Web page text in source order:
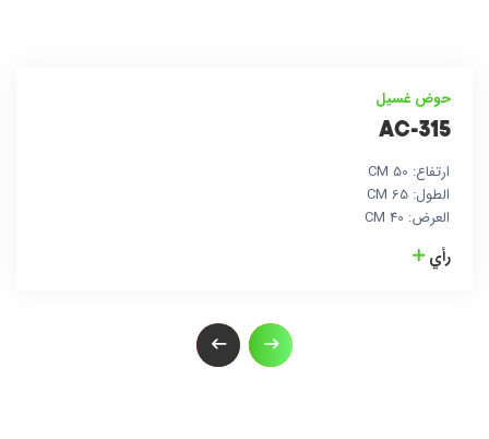
حوض غسيل
AC-315
ارتفاع: 50 CM
الطول: 65 CM
العرض: 40 CM
رأي